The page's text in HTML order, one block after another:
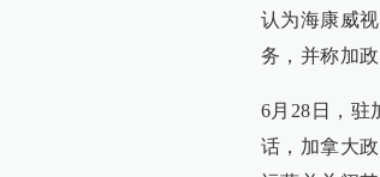
认为海康威
务，并称加
6月28日，驻
话，加拿大